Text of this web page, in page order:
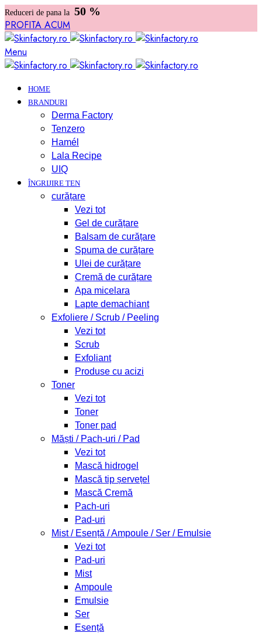
Reduceri de pana la 50 %
PROFITA ACUM
Menu
HOME
BRANDURI
Derma Factory
Tenzero
Hamél
Lala Recipe
UIQ
ÎNGRIJIRE TEN
curățare
Vezi tot
Gel de curățare
Balsam de curățare
Spuma de curățare
Ulei de curățare
Cremă de curățare
Apa micelara
Lapte demachiant
Exfoliere / Scrub / Peeling
Vezi tot
Scrub
Exfoliant
Produse cu acizi
Toner
Vezi tot
Toner
Toner pad
Măști / Pach-uri / Pad
Vezi tot
Mască hidrogel
Mască tip șervețel
Mască Cremă
Pach-uri
Pad-uri
Mist / Esență / Ampoule / Ser / Emulsie
Vezi tot
Pad-uri
Mist
Ampoule
Emulsie
Ser
Esență